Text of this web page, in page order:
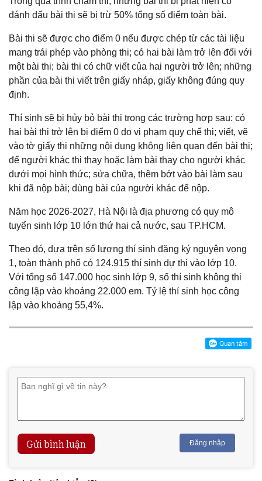
đánh dấu bài thi sẽ bị trừ 50% tổng số điểm toàn bài.
Bài thi sẽ được cho điểm 0 nếu được chép từ các tài liệu
mang trái phép vào phòng thi; có hai bài làm trở lên đối với
một bài thi; bài thi có chữ viết của hai người trở lên; những
phần của bài thi viết trên giấy nháp, giấy không đúng quy
định.
Thí sinh sẽ bị hủy bỏ bài thi trong các trường hợp sau: có
hai bài thi trở lên bị điểm 0 do vi phạm quy chế thi; viết, vẽ
vào tờ giấy thi những nội dung không liên quan đến bài thi;
để người khác thi thay hoặc làm bài thay cho người khác
dưới mọi hình thức; sửa chữa, thêm bớt vào bài làm sau
khi đã nộp bài; dùng bài của người khác để nộp.
Năm học 2026-2027, Hà Nội là địa phương có quy mô
tuyển sinh lớp 10 lớn thứ hai cả nước, sau TP.HCM.
Theo đó, dựa trên số lượng thí sinh đăng ký nguyện vọng
1, toàn thành phố có 124.915 thí sinh dự thi vào lớp 10.
Với tổng số 147.000 học sinh lớp 9, số thí sinh không thi
công lập vào khoảng 22.000 em. Tỷ lệ thí sinh học công
lập vào khoảng 55,4%.
Gửi bình luận Đăng nhập